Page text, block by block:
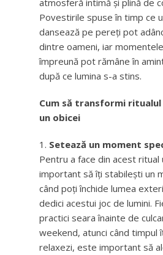
atmosferă intimă și plină de
Povestirile spuse în timp ce
dansează pe pereți pot
dintre oameni, iar
împreună pot rămâne în
după ce lumina s-a stins.
Cum să transformi
un obicei
Setează un moment
Pentru a face din acest ritual
important să îți stabilești un
când poți închide lumea
dedici acestui joc de lumini.
practici seara înainte de
weekend, atunci când timpul
relaxezi, este important să